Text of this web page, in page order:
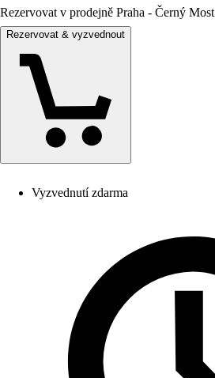
Rezervovat v prodejně Praha - Černý Most
Rezervovat & vyzvednout
Vyzvednutí zdarma